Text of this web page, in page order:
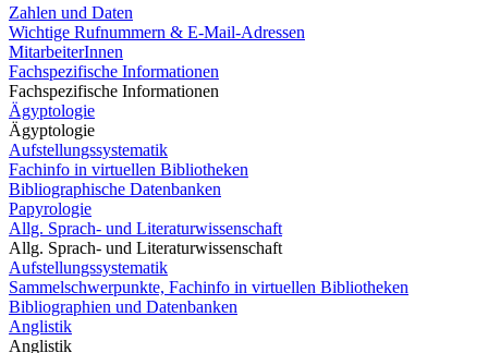
Zahlen und Daten
Wichtige Rufnummern & E-Mail-Adressen
MitarbeiterInnen
Fachspezifische Informationen
Fachspezifische Informationen
Ägyptologie
Ägyptologie
Aufstellungssystematik
Fachinfo in virtuellen Bibliotheken
Bibliographische Datenbanken
Papyrologie
Allg. Sprach- und Literaturwissenschaft
Allg. Sprach- und Literaturwissenschaft
Aufstellungssystematik
Sammelschwerpunkte, Fachinfo in virtuellen Bibliotheken
Bibliographien und Datenbanken
Anglistik
Anglistik